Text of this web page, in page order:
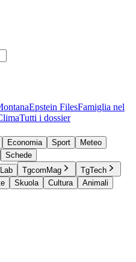
Epstein FilesFamiglia nel
Tutti i dossier
Economia Sport
Meteo
Schede
TgcomMag
TgTech
Skuola Cultura
Animali